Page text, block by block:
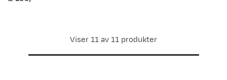
price
Viser 11 av 11 produkter